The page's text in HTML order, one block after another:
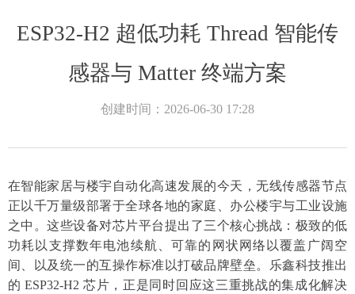
ESP32-H2 超低功耗 Thread 智能传
感器与 Matter 终端方案
创建时间： 2026-06-30 17:28
在智能家居与楼宇自动化高速发展的今天，无线传感器节点
正以千万量级部署于全球各地的家庭、办公楼宇与工业设施
之中。这些设备对芯片平台提出了三个核心挑战：极致的低
功耗以支撑数年电池续航、可靠的网状网络以覆盖广阔空
间、以及统一的互操作标准以打破品牌壁垒。乐鑫科技推出
的 ESP32-H2 芯片，正是同时回应这三重挑战的集成化解决